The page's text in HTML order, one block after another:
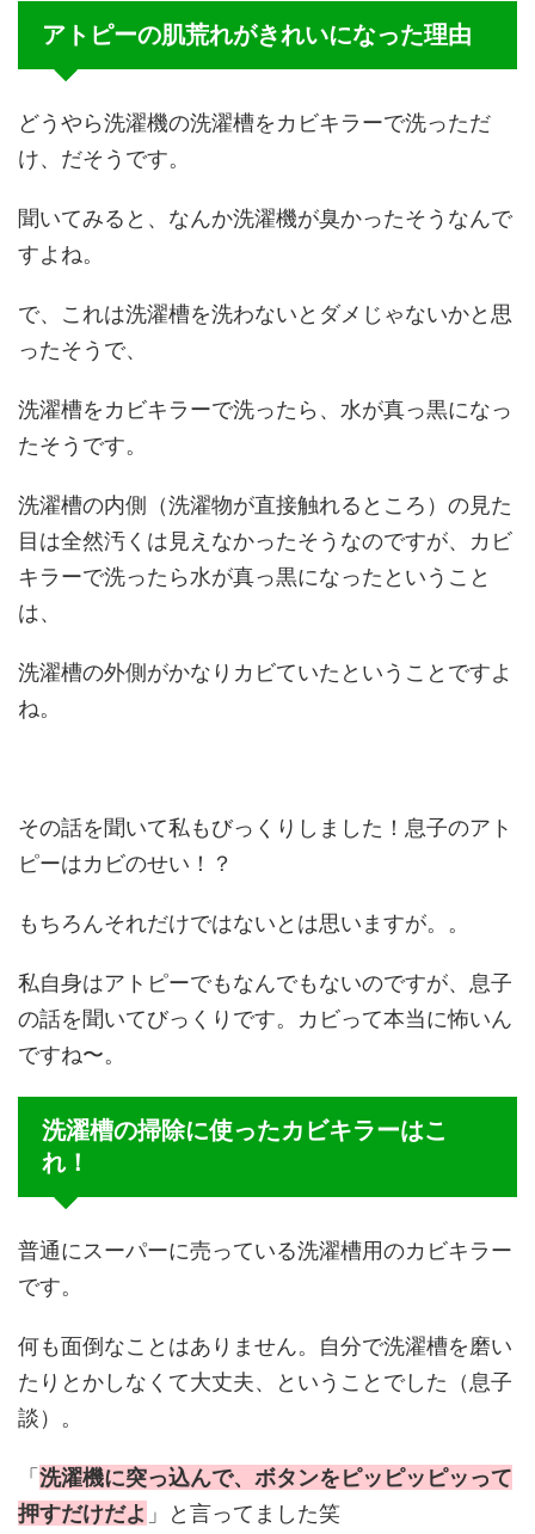
アトピーの肌荒れがきれいになった理由
どうやら洗濯機の洗濯槽をカビキラーで洗っただ
け、だそうです。
聞いてみると、なんか洗濯機が臭かったそうなんで
すよね。
で、これは洗濯槽を洗わないとダメじゃないかと思
ったそうで、
洗濯槽をカビキラーで洗ったら、水が真っ黒になっ
たそうです。
洗濯槽の内側（洗濯物が直接触れるところ）の見た
目は全然汚くは見えなかったそうなのですが、カビ
キラーで洗ったら水が真っ黒になったということ
は、
洗濯槽の外側がかなりカビていたということですよ
ね。
その話を聞いて私もびっくりしました！息子のアト
ピーはカビのせい！？
もちろんそれだけではないとは思いますが。。
私自身はアトピーでもなんでもないのですが、息子
の話を聞いてびっくりです。カビって本当に怖いん
ですね〜。
洗濯槽の掃除に使ったカビキラーはこ
れ！
普通にスーパーに売っている洗濯槽用のカビキラー
です。
何も面倒なことはありません。自分で洗濯槽を磨い
たりとかしなくて大丈夫、ということでした（息子
談）。
「洗濯機に突っ込んで、ボタンをピッピッピッって
押すだけだよ 」と言ってました笑